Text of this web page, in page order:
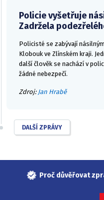
Policie vyšetřuje
Zadržela
Policisté se zabývají
Klobouk ve Zlínském kraji.
další člověk se nachází v
žádné nebezpečí.
Zdroj: Jan Hrabě
DALŠÍ ZPRÁVY
Proč důvěřovat